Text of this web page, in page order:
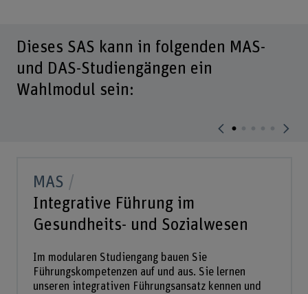
Dieses SAS kann in folgenden MAS-
und DAS-Studiengängen ein
Wahlmodul sein:
MAS
Integrative Führung im
Gesundheits- und Sozialwesen
Im modularen Studiengang bauen Sie
Führungskompetenzen auf und aus. Sie lernen
unseren integrativen Führungsansatz kennen und